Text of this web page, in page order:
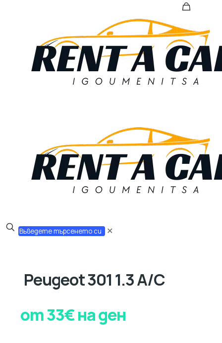
✕
Peugeot 301 1.3 A/C
от 33€ на ден